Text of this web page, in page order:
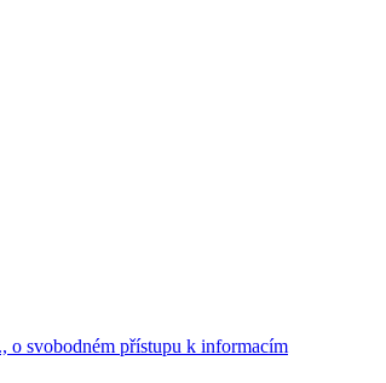
o svobodném přístupu k informacím